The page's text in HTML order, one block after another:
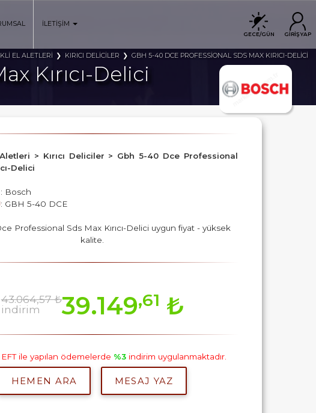
GECE/GÜN GİRİŞ YAP
İLETİŞİM
EL ALETLERİ KIRICI DELİCİLER GBH 5-40 DCE PROFESSİONAL SDS MAX KIRICI-DELİCİ
Kırıcı-Delici
> Kırıcı Deliciler > Gbh 5-40 Dce Professional
Delici
: Bosch
: GBH 5-40 DCE
Professional Sds Max Kırıcı-Delici uygun fiyat - yüksek
kalite.
43.064,57 ₺
indirim
39.149,61 ₺
ile yapılan ödemelerde %3indirim uygulanmaktadır.
HEMEN ARA MESAJ YAZ